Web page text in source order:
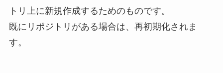
トリ上に新規作成するためのものです。
既にリポジトリがある場合は、再初期化されま
す。